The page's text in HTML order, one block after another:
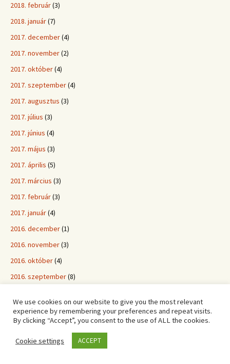
2018. február(3)
2018. január(7)
2017. december(4)
2017. november(2)
2017. október(4)
2017. szeptember(4)
2017. augusztus (3)
2017. július (3)
2017. június (4)
2017. május (3)
2017. április (5)
2017. március (3)
2017. február(3)
2017. január(4)
2016. december(1)
2016. november(3)
2016. október(4)
2016. szeptember(8)
2016. július(3)
2016. június (4)
2016. május(7)
We use cookies on our website to give you the most relevant
experience by remembering your preferences and repeat visits.
By clicking “Accept”, you consent to the use of ALL the cookies.
Cookie settings ACCEPT